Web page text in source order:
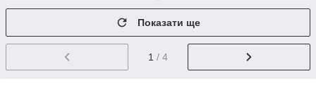
Показати ще
1 / 4